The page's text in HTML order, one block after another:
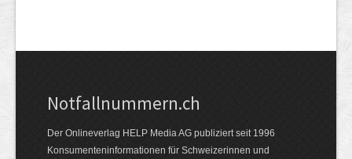
Notfallnummern.ch
Der Onlineverlag HELP Media AG publiziert seit 1996
Konsumenten­informationen für Schweizerinnen und